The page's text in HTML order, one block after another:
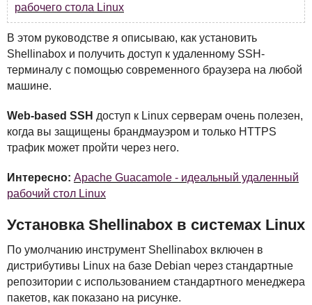
рабочего стола Linux
В этом руководстве я описываю, как установить
Shellinabox и получить доступ к удаленному SSH-
терминалу с помощью современного браузера на любой
машине.
Web-based SSH доступ к Linux серверам очень полезен,
когда вы защищены брандмауэром и только HTTPS
трафик может пройти через него.
Интересно: Apache Guacamole - идеальный удаленный
рабочий стол Linux
Установка Shellinabox в системах Linux
По умолчанию инструмент Shellinabox включен в
дистрибутивы Linux на базе Debian через стандартные
репозитории с использованием стандартного менеджера
пакетов, как показано на рисунке.